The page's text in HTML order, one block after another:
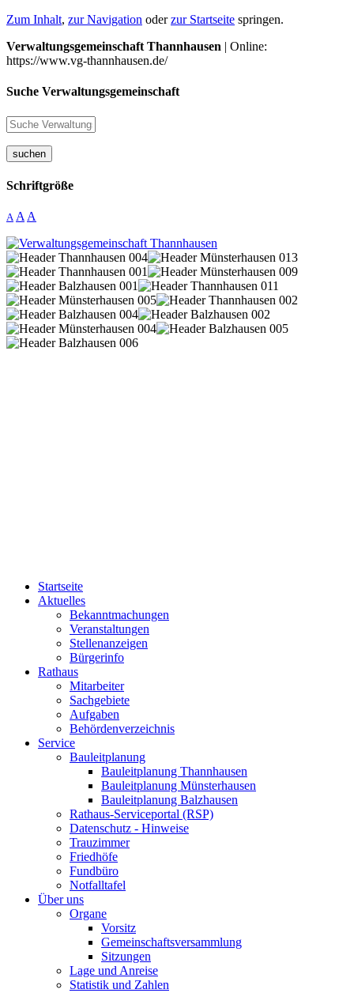
Zum Inhalt, zur Navigation oderzur Startseite springen.
Verwaltungsgemeinschaft Thannhausen | Online:
https://www.vg-thannhausen.de/
Suche Verwaltungsgemeinschaft
suchen
Schriftgröße
A A A
Startseite
Aktuelles
Bekanntmachungen
Veranstaltungen
Stellenanzeigen
Bürgerinfo
Rathaus
Mitarbeiter
Sachgebiete
Aufgaben
Behördenverzeichnis
Service
Bauleitplanung
Bauleitplanung Thannhausen
Bauleitplanung Münsterhausen
Bauleitplanung Balzhausen
Rathaus-Serviceportal (RSP)
Datenschutz - Hinweise
Trauzimmer
Friedhöfe
Fundbüro
Notfalltafel
Über uns
Organe
Vorsitz
Gemeinschaftsversammlung
Sitzungen
Lage und Anreise
Statistik und Zahlen